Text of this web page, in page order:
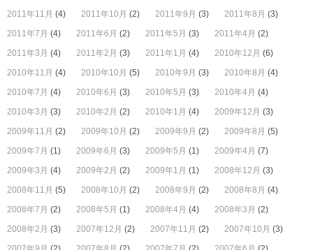
2011年11月 (4) 2011年10月 (2) 2011年9月 (3) 2011年8月 (3)
2011年7月 (4) 2011年6月 (2) 2011年5月 (3) 2011年4月 (2)
2011年3月 (4) 2011年2月 (3) 2011年1月 (4) 2010年12月 (6)
2010年11月 (4) 2010年10月 (5) 2010年9月 (3) 2010年8月 (4)
2010年7月 (4) 2010年6月 (3) 2010年5月 (3) 2010年4月 (4)
2010年3月 (3) 2010年2月 (2) 2010年1月 (4) 2009年12月 (3)
2009年11月 (2) 2009年10月 (2) 2009年9月 (2) 2009年8月 (5)
2009年7月 (1) 2009年6月 (3) 2009年5月 (1) 2009年4月 (7)
2009年3月 (4) 2009年2月 (2) 2009年1月 (1) 2008年12月 (3)
2008年11月 (5) 2008年10月 (2) 2008年9月 (2) 2008年8月 (4)
2008年7月 (2) 2008年5月 (1) 2008年4月 (4) 2008年3月 (2)
2008年2月 (3) 2007年12月 (2) 2007年11月 (2) 2007年10月 (3)